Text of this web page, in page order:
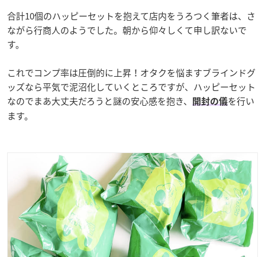
合計10個のハッピーセットを抱えて店内をうろつく筆者は、さ
ながら行商人のようでした。朝から仰々しくて申し訳ないで
す。
これでコンプ率は圧倒的に上昇！オタクを悩ますブラインドグ
ッズなら平気で泥沼化していくところですが、ハッピーセット
なのでまあ大丈夫だろうと謎の安心感を抱き、
開封の儀を行い
ます。